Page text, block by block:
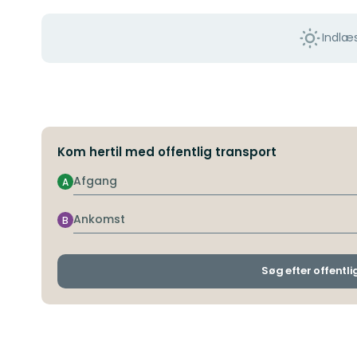
Kom hertil med offentlig transport
Afgang
A
Ankomst
B
Søg efter